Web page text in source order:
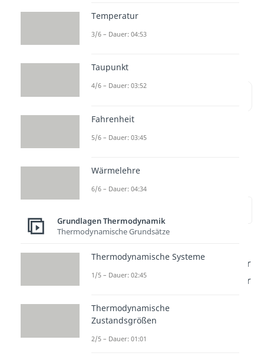
Thermodynamik
dahinter? In diesem Beitrag
Thermodynamik
einfach erklärt
(Wärmelehre) ist ein Teilgebiet der
Physik. Sie beschäftigt sich mit der
Energie innerhalb eines oder
Temperatur
3/6 – Dauer: 04:53
Taupunkt
4/6 – Dauer: 03:52
Fahrenheit
5/6 – Dauer: 03:45
Wärmelehre
6/6 – Dauer: 04:34
Grundlagen Thermodynamik
Thermodynamische Grundsätze
Thermodynamische Systeme
1/5 – Dauer: 02:45
Thermodynamische
Zustandsgrößen
2/5 – Dauer: 01:01